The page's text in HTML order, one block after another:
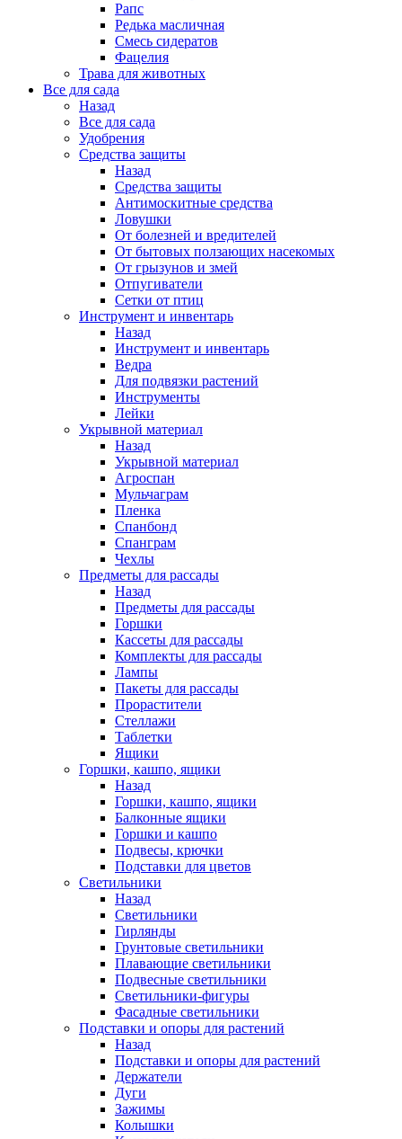
Рапс
Редька масличная
Смесь сидератов
Фацелия
Трава для животных
Все для сада
Назад
Все для сада
Удобрения
Средства защиты
Назад
Средства защиты
Антимоскитные средства
Ловушки
От болезней и вредителей
От бытовых ползающих насекомых
От грызунов и змей
Отпугиватели
Сетки от птиц
Инструмент и инвентарь
Назад
Инструмент и инвентарь
Ведра
Для подвязки растений
Инструменты
Лейки
Укрывной материал
Назад
Укрывной материал
Агроспан
Мульчаграм
Пленка
Спанбонд
Спанграм
Чехлы
Предметы для рассады
Назад
Предметы для рассады
Горшки
Кассеты для рассады
Комплекты для рассады
Лампы
Пакеты для рассады
Прорастители
Стеллажи
Таблетки
Ящики
Горшки, кашпо, ящики
Назад
Горшки, кашпо, ящики
Балконные ящики
Горшки и кашпо
Подвесы, крючки
Подставки для цветов
Светильники
Назад
Светильники
Гирлянды
Грунтовые светильники
Плавающие светильники
Подвесные светильники
Светильники-фигуры
Фасадные светильники
Подставки и опоры для растений
Назад
Подставки и опоры для растений
Держатели
Дуги
Зажимы
Колышки